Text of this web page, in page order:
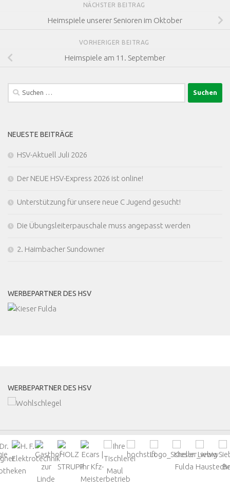
NÄCHSTER BEITRAG
Heimspiele unserer Senioren im Oktober
VORHERIGER BEITRAG
Heimspiele am 11. September
Suchen
nach:
NEUESTE BEITRÄGE
HSV-Aktuell Juli 2026
Der NEUE HSV-Express 2026 ist online!
Unterstützung für unsere neue C Jugend gesucht!
Die Übungsleiterpauschale muss angepasst werden
2. Haimbacher Sundowner
WERBEPARTNER DES HSV
WERBEPARTNER DES HSV